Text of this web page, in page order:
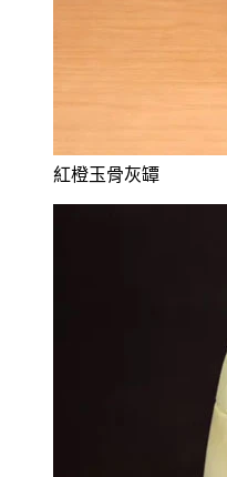
紅橙玉骨灰罈